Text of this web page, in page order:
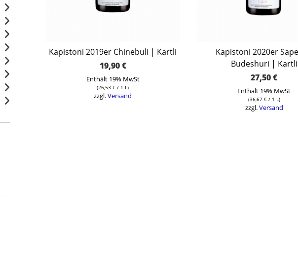
Kapistoni 2019er Chinebuli | Kartli
19,90€
Enthält 19% MwSt
(26,53€ / 1 L)
zzgl.Versand
Kapistoni 2020er
Budeshuri | Kartli
27,50€
Enthält 19% MwSt
(36,67 €/ 1 L)
zzgl.Versand